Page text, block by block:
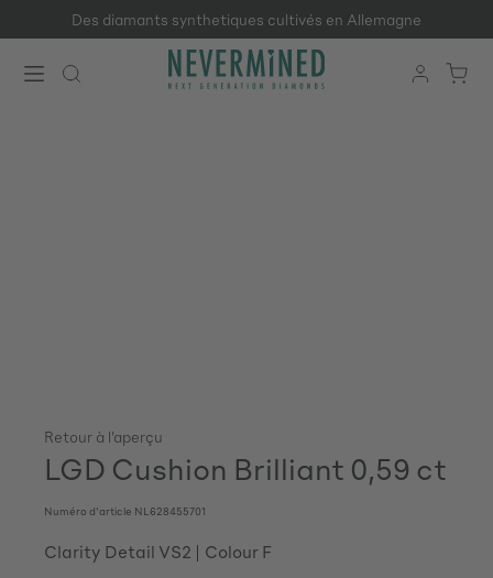
Passer au contenu principal
Des diamants synthetiques cultivés en Allemagne
Retour à l'aperçu
LGD Cushion Brilliant 0,59 ct
Numéro d'article NL628455701
Clarity Detail VS2 Colour F